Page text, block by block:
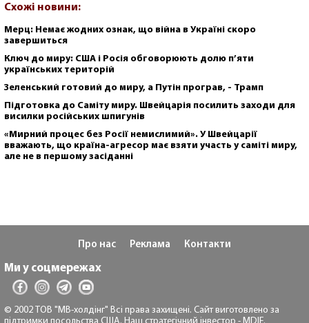
Схожі новини:
Мерц: Немає жодних ознак, що війна в Україні скоро
завершиться
Ключ до миру: США і Росія обговорюють долю п’яти
українських територій
Зеленський готовий до миру, а Путін програв, - Трамп
Підготовка до Саміту миру. Швейцарія посилить заходи для
висилки російських шпигунів
«Мирний процес без Росії немислимий». У Швейцарії
вважають, що країна-агресор має взяти участь у саміті миру,
але не в першому засіданні
Про нас Реклама Контакти
Ми у соцмережах
© 2002 ТОВ "МВ-холдінг" Всі права захищені. Сайт виготовлено за